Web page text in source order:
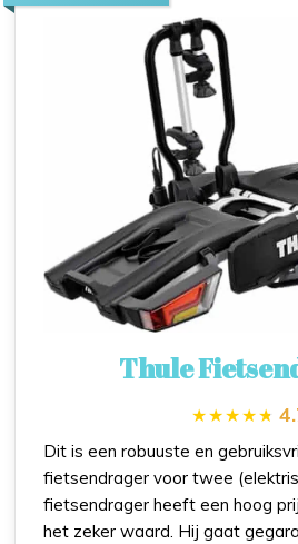
Thule
Dit is een robuuste en
fietsendrager voor twee
fietsendrager heeft een hoog
het zeker waard. Hij gaat